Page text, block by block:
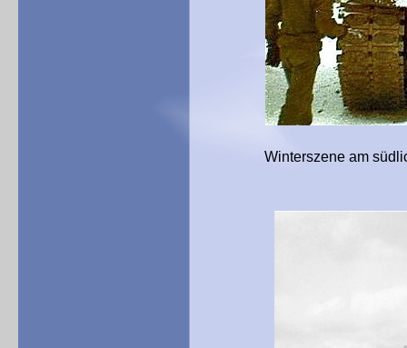
Winterszene am südlichen